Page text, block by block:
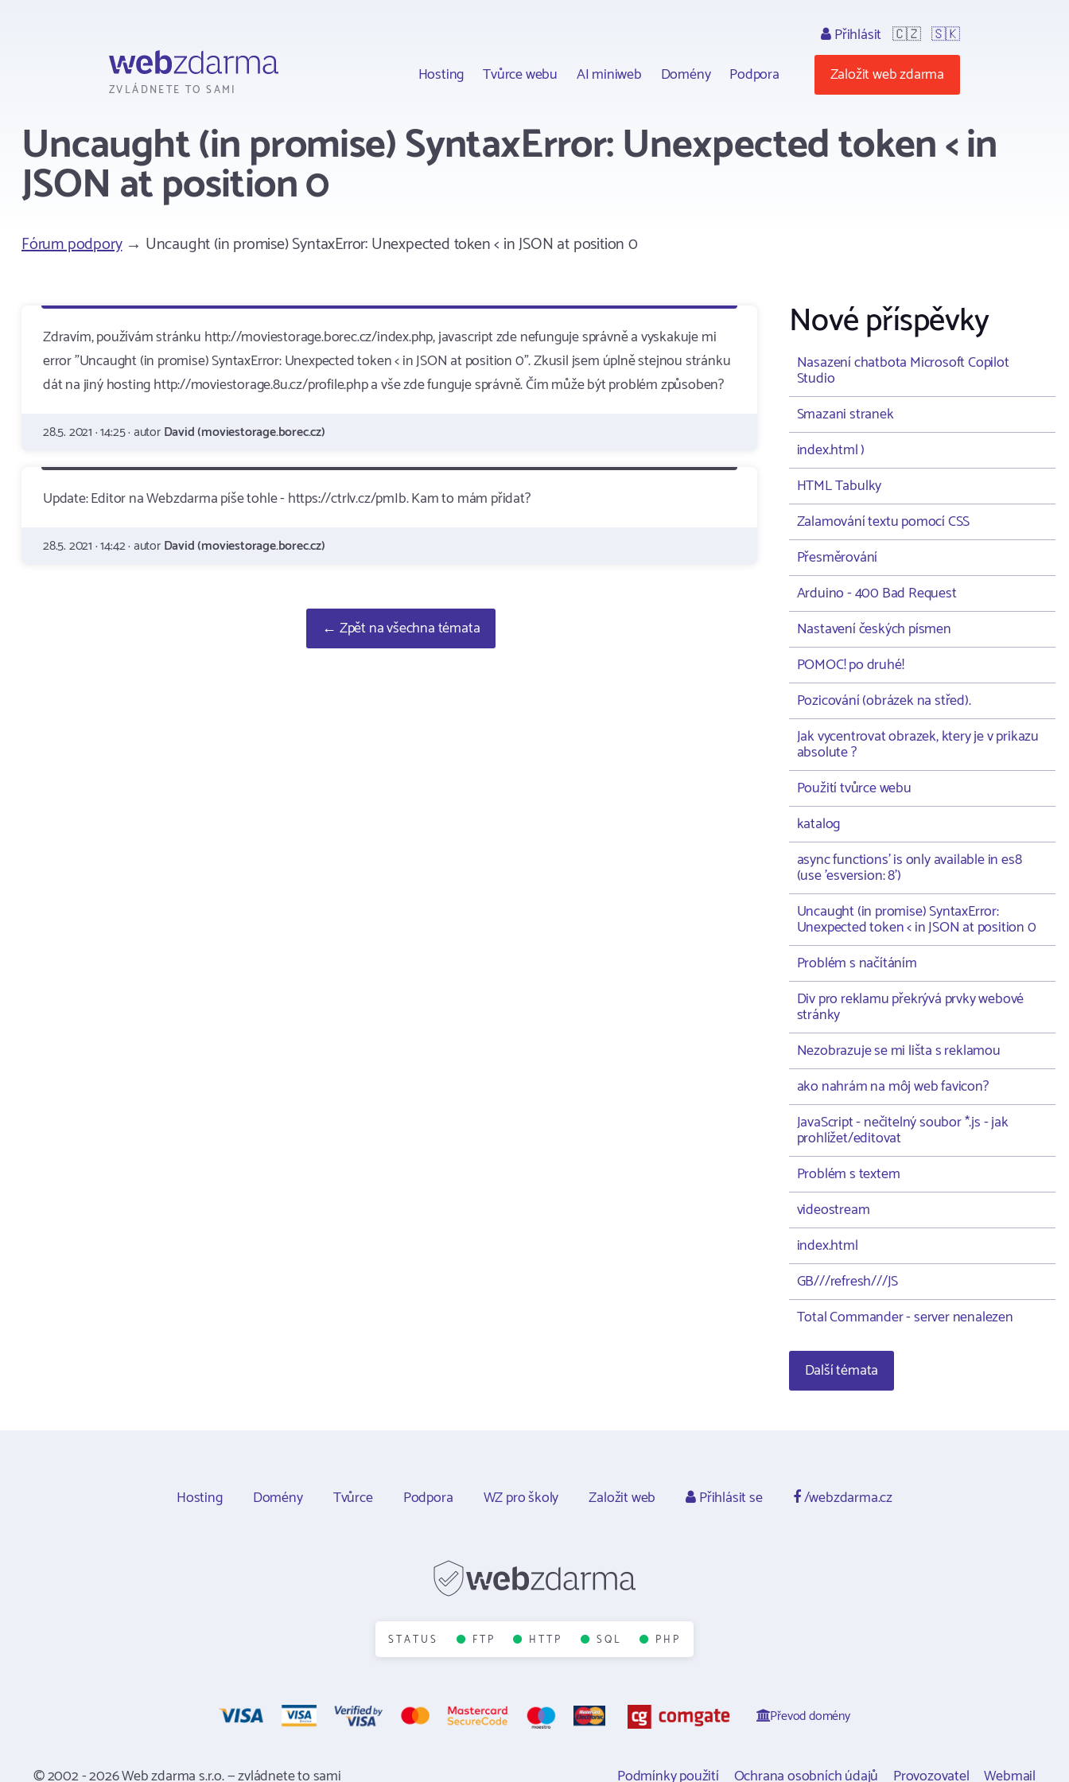
ZVLÁDNETE TO SAMI
Hosting Tvůrce webu AI miniweb Domény Podpora
Přihlásit 🇨🇿 🇸🇰
Založit web zdarma
Uncaught (in promise) SyntaxError: Unexpected token < in
JSON at position 0
Fórum podpory→ Uncaught (in promise) SyntaxError: Unexpected token < in JSON at position 0
Zdravím, používám stránku http://moviestorage.borec.cz/index.php, javascript zde nefunguje správně a vyskakuje mi
error "Uncaught (in promise) SyntaxError: Unexpected token < in JSON at position 0". Zkusil jsem úplně stejnou stránku
dát na jiný hosting http://moviestorage.8u.cz/profile.php a vše zde funguje správně. Čím může být problém způsoben?
28.5. 2021 · 14:25 · autorDavid (moviestorage.borec.cz)
Update: Editor na Webzdarma píše tohle - https://ctrlv.cz/pmIb. Kam to mám přidat?
28.5. 2021 · 14:42 · autorDavid (moviestorage.borec.cz)
← Zpět na všechna témata
Nové příspěvky
Nasazení chatbota Microsoft Copilot
Studio
Smazani stranek
index.html )
HTML Tabulky
Zalamování textu pomocí CSS
Přesměrování
Arduino - 400 Bad Request
Nastavení českých písmen
POMOC! po druhé!
Pozicování (obrázek na střed).
Jak vycentrovat obrazek, ktery je v prikazu
absolute ?
Použití tvůrce webu
katalog
async functions' is only available in es8
(use 'esversion: 8')
Uncaught (in promise) SyntaxError:
Unexpected token < in JSON at position 0
Problém s načítáním
Div pro reklamu překrývá prvky webové
stránky
Nezobrazuje se mi lišta s reklamou
ako nahrám na môj web favicon?
JavaScript - nečitelný soubor *.js - jak
prohlížet/editovat
Problém s textem
videostream
index.html
GB///refresh///JS
Total Commander - server nenalezen
Další témata
Hosting Domény Tvůrce Podpora WZ pro školy Založit web Přihlásit se /webzdarma.cz
STATUS FTP HTTP SQL PHP
Převod domény
© 2002 - 2026 Web zdarma s.r.o. — zvládnete to sami Podmínky použití Ochrana osobních údajů Provozovatel Webmail